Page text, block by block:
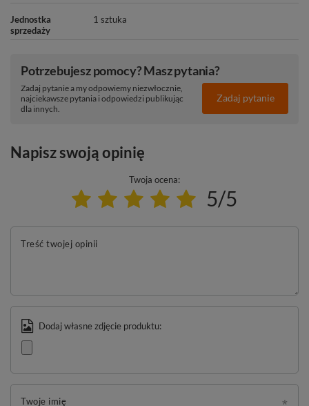
Jednostka
sprzedaży
1 sztuka
Potrzebujesz pomocy? Masz pytania?
Zadaj pytanie a my odpowiemy niezwłocznie,
najciekawsze pytania i odpowiedzi publikując
dla innych.
Zadaj pytanie
Napisz swoją opinię
Twoja ocena:
5/5
Treść twojej opinii
Dodaj własne zdjęcie produktu:
Twoje imię